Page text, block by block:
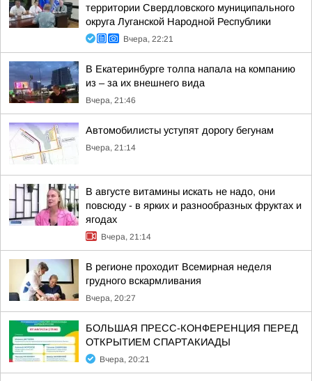
территории Свердловского муниципального
округа Луганской Народной Республики
Вчера, 22:21
В Екатеринбурге толпа напала на компанию
из – за их внешнего вида
Вчера, 21:46
Автомобилисты уступят дорогу бегунам
Вчера, 21:14
В августе витамины искать не надо, они
повсюду - в ярких и разнообразных фруктах и
ягодах
Вчера, 21:14
В регионе проходит Всемирная неделя
грудного вскармливания
Вчера, 20:27
БОЛЬШАЯ ПРЕСС-КОНФЕРЕНЦИЯ ПЕРЕД
ОТКРЫТИЕМ СПАРТАКИАДЫ
Вчера, 20:21